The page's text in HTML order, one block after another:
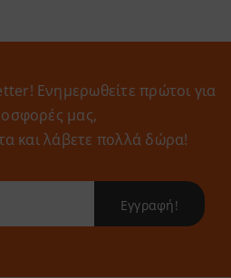
Eνημερωθείτε πρώτοι για
μας,
και λάβετε πολλά δώρα!
Εγγραφή!